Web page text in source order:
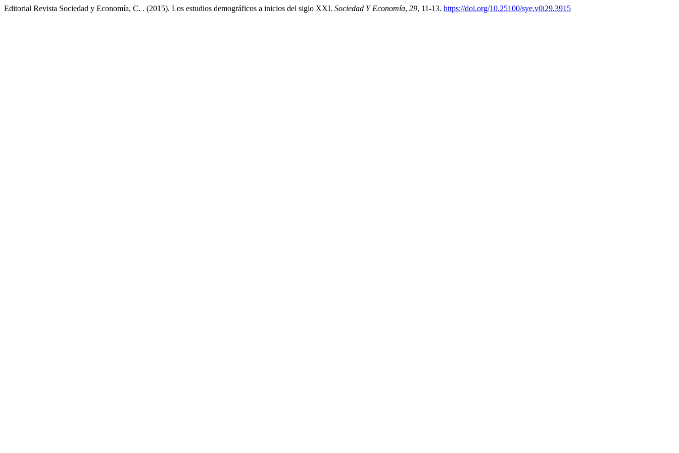
Editorial Revista Sociedad y Economía, C. . (2015). Los estudios demográficos a inicios del siglo XXI. Sociedad Y Economía, 29, 11-13. https://doi.org/10.25100/sye.v0i29.3915